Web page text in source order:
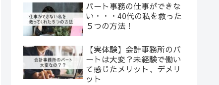
パート事務の仕事ができな
い・・・40代の私を救った
５つの方法！
【実体験】会計事務所のパ
ートは大変？未経験で働い
て感じたメリット、デメリ
ット